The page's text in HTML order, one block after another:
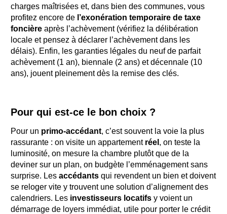
charges maîtrisées et, dans bien des communes, vous
profitez encore de l’exonération temporaire de taxe
foncière après l’achèvement (vérifiez la délibération
locale et pensez à déclarer l’achèvement dans les
délais). Enfin, les garanties légales du neuf de parfait
achèvement (1 an), biennale (2 ans) et décennale (10
ans), jouent pleinement dès la remise des clés.
Pour qui est-ce le bon choix ?
Pour un primo-accédant, c’est souvent la voie la plus
rassurante : on visite un appartement réel , on teste la
luminosité, on mesure la chambre plutôt que de la
deviner sur un plan, on budgète l’emménagement sans
surprise. Les accédants qui revendent un bien et doivent
se reloger vite y trouvent une solution d’alignement des
calendriers. Les investisseurs locatifs y voient un
démarrage de loyers immédiat, utile pour porter le crédit